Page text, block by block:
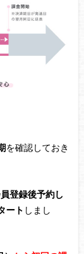
を確認しておき
登録後予約し
ート しまし